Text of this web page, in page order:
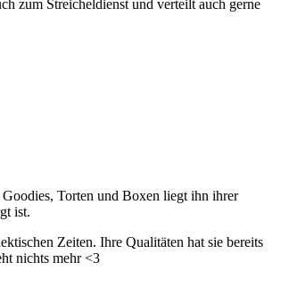
zum Streicheldienst und verteilt auch gerne
Torten und Boxen liegt ihn ihrer
ist.
Zeiten. Ihre Qualitäten hat sie bereits
nichts mehr <3